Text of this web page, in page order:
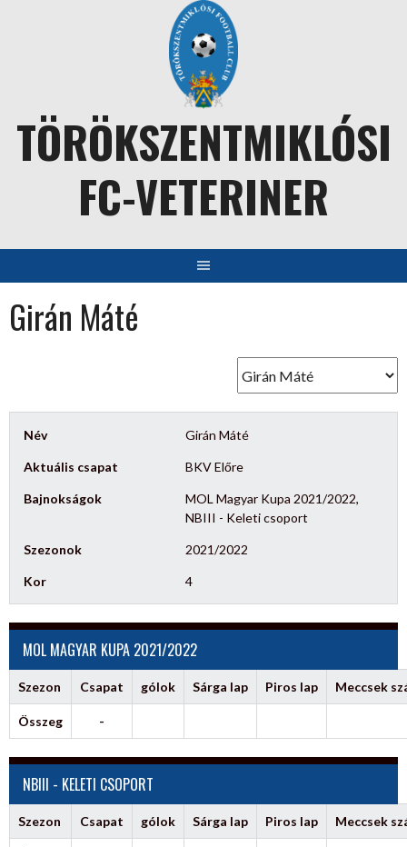
TÖRÖKSZENTMIKLÓSI
FC-VETERINER
Girán Máté
Név Girán Máté
Aktuális csapat BKV Előre
Bajnokságok
MOL Magyar Kupa 2021/2022,
NBIII - Keleti csoport
Szezonok 2021/2022
Kor 4
MOL MAGYAR KUPA 2021/2022
Szezon Csapat gólok Sárga lap Piros lap Meccsek
Összeg -
NBIII - KELETI CSOPORT
Szezon Csapat gólok Sárga lap Piros lap Meccsek